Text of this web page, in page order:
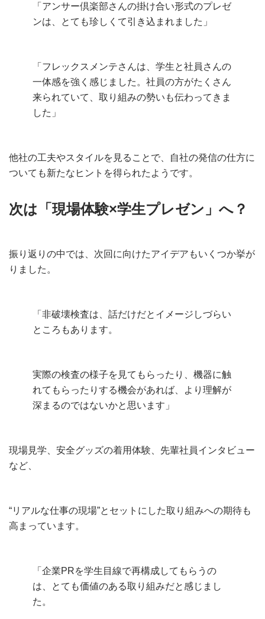
「アンサー倶楽部さんの掛け合い形式のプレゼ
ンは、とても珍しくて引き込まれました」
「フレックスメンテさんは、学生と社員さんの
一体感を強く感じました。社員の方がたくさん
来られていて、取り組みの勢いも伝わってきま
した」
他社の工夫やスタイルを見ることで、自社の発信の仕方に
ついても新たなヒントを得られたようです。
次は「現場体験×学生プレゼン」へ？
振り返りの中では、次回に向けたアイデアもいくつか挙が
りました。
「非破壊検査は、話だけだとイメージしづらい
ところもあります。
実際の検査の様子を見てもらったり、機器に触
れてもらったりする機会があれば、より理解が
深まるのではないかと思います」
現場見学、安全グッズの着用体験、先輩社員インタビュー
など、
“リアルな仕事の現場”とセットにした取り組みへの期待も
高まっています。
「企業PRを学生目線で再構成してもらうの
は、とても価値のある取り組みだと感じまし
た。